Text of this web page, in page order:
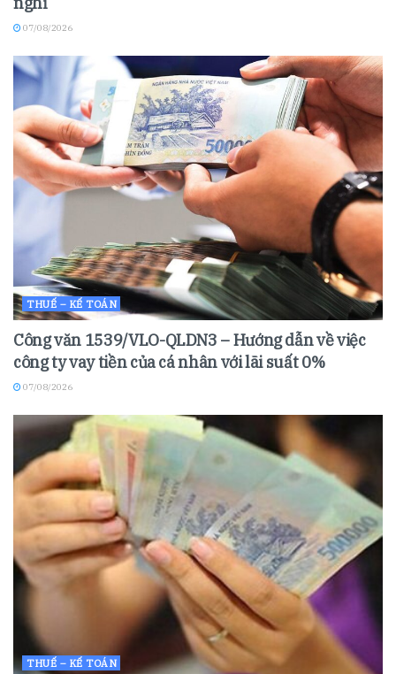
07/08/2026
THUẾ – KẾ TOÁN
Công văn 1539/VLO-QLDN3 – Hướng dẫn về việc
công ty vay tiền của cá nhân với lãi suất 0%
07/08/2026
THUẾ – KẾ TOÁN